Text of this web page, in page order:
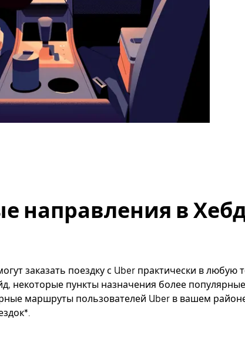
направления в
заказать поездку с Uber практически в любую
некоторые пункты назначения более
маршруты пользователей Uber в вашем